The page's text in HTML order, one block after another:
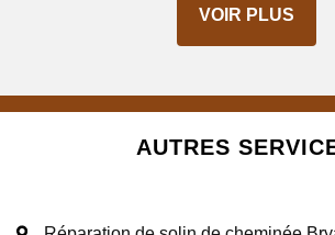
VOIR PLUS
AUTRES